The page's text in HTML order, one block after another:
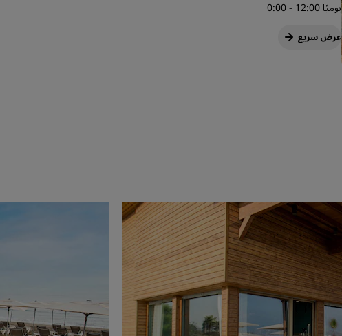
يوميًا 12:00 - 0:00
عرض سريع